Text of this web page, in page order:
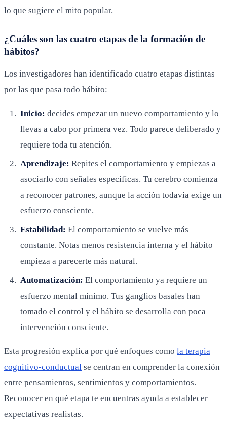
lo que sugiere el mito popular.
¿Cuáles son las cuatro etapas de la formación de
hábitos?
Los investigadores han identificado cuatro etapas distintas
por las que pasa todo hábito:
Inicio: decides empezar un nuevo comportamiento y lo
llevas a cabo por primera vez. Todo parece deliberado y
requiere toda tu atención.
Aprendizaje: Repites el comportamiento y empiezas a
asociarlo con señales específicas. Tu cerebro comienza
a reconocer patrones, aunque la acción todavía exige un
esfuerzo consciente.
Estabilidad: El comportamiento se vuelve más
constante. Notas menos resistencia interna y el hábito
empieza a parecerte más natural.
Automatización: El comportamiento ya requiere un
esfuerzo mental mínimo. Tus ganglios basales han
tomado el control y el hábito se desarrolla con poca
intervención consciente.
Esta progresión explica por qué enfoques como la terapia
cognitivo-conductual se centran en comprender la conexión
entre pensamientos, sentimientos y comportamientos.
Reconocer en qué etapa te encuentras ayuda a establecer
expectativas realistas.